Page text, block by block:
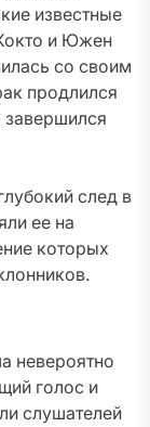
известные
и Южен
со своим
продлился
завершился
след в
ее на
которых
невероятно
голос и
слушателей